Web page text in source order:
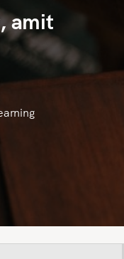
amit